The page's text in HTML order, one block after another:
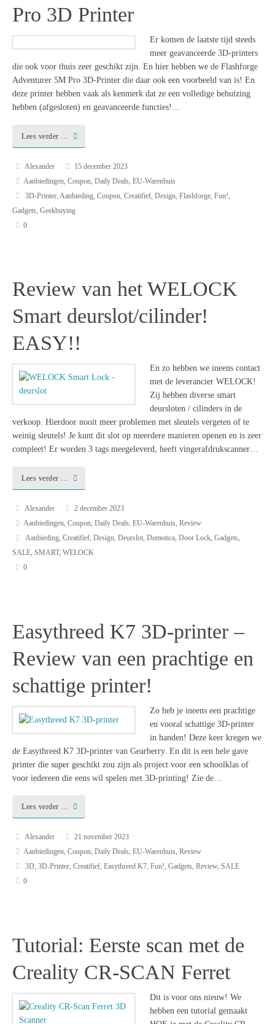
Pro 3D Printer
Er komen de laatste tijd steeds
meer geavanceerde 3D-printers
die ook voor thuis zeer geschikt zijn. En hier hebben we de Flashforge
Adventurer 5M Pro 3D-Printer die daar ook een voorbeeld van is! En
deze printer hebben vaak als kenmerk dat ze een volledige behuizing
hebben (afgesloten) en geavanceerde functies!…
Lees verder …
Alexander
15 december 2023
Aanbiedingen, Coupon, Daily Deals, EU-Warenhuis
3D-Printer, Aanbieding, Coupon, Creatifief, Design, Flashforge, Fun!,
Gadgets, Geekbuying
0
Review van het WELOCK
Smart deurslot/cilinder!
EASY!!
En zo hebben we ineens contact
met de leverancier WELOCK!
Zij hebben diverse smart
deursloten / cilinders in de
verkoop. Hierdoor nooit meer problemen met sleutels vergeten of te
weinig sleutels! Je kunt dit slot op meerdere manieren openen en is zeer
compleet! Er worden 3 tags meegeleverd, heeft vingerafdrukscanner…
Lees verder …
Alexander
2 december 2023
Aanbiedingen, Coupon, Daily Deals, EU-Warenhuis, Review
Aanbieding, Creatifief, Design, Deurslot, Domotica, Door Lock, Gadgets,
SALE, SMART, WELOCK
0
Easythreed K7 3D-printer –
Review van een prachtige en
schattige printer!
Zo heb je ineens een prachtige
en vooral schattige 3D-printer
in handen! Deze keer kregen we
de Easythreed K7 3D-printer van Gearberry. En dit is een hele gave
printer die super geschikt zou zijn als project voor een schoolklas of
voor iedereen die eens wil spelen met 3D-printing! Zie de…
Lees verder …
Alexander
21 november 2023
Aanbiedingen, Coupon, Daily Deals, EU-Warenhuis, Review
3D, 3D-Printer, Creatifief, Easythreed K7, Fun!, Gadgets, Review, SALE
0
Tutorial: Eerste scan met de
Creality CR-SCAN Ferret
Dit is voor ons nieuw! We
hebben een tutorial gemaakt